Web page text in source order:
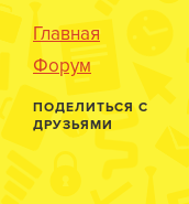
Главная
Форум
ПОДЕЛИТЬСЯ С
ДРУЗЬЯМИ